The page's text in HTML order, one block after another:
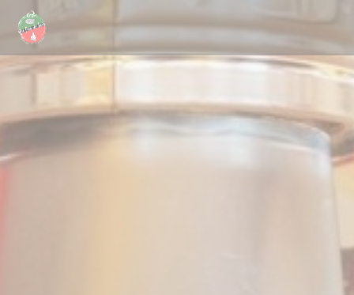
Personalizzazione delle tue scelte sui cookie